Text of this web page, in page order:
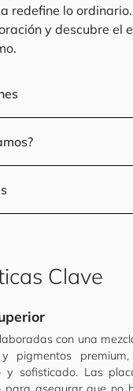
redefine lo
y descubre el
Clave
con una
pigmentos
y sofisticado. Las